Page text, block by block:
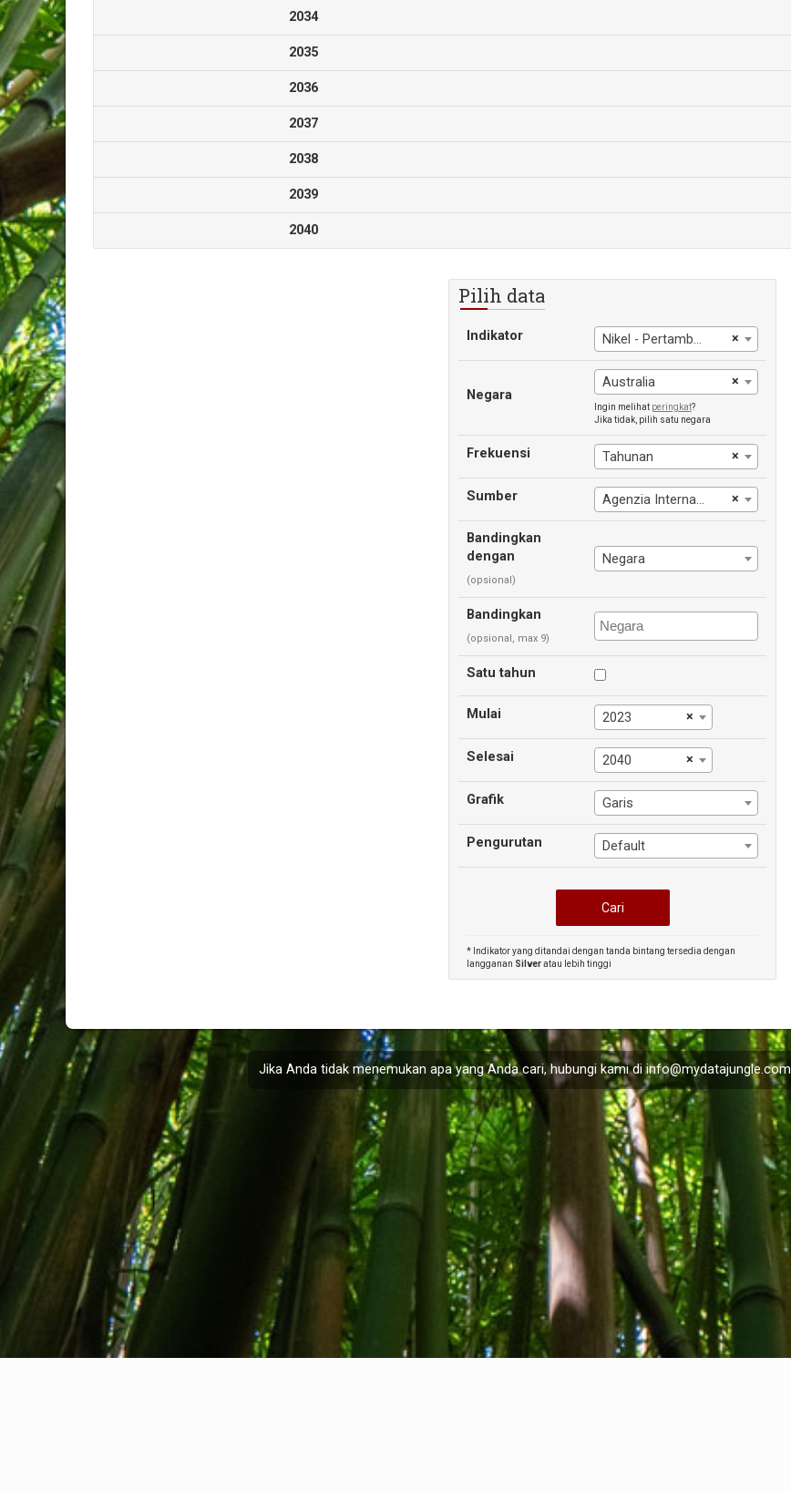
2034
2035
2036
2037
2038
2039
2040
Pilih data
Indikator ×
Nikel - Pertambangan
Negara
×
Australia
Ingin melihat peringkat?
Jika tidak, pilih satu negara
Frekuensi ×
Tahunan
Sumber ×
Agenzia Internasional Energi
Bandingkan
dengan
(opsional)
Negara
Bandingkan
(opsional, max 9)
Satu tahun
Mulai ×
2023
Selesai ×
2040
Grafik Garis
Pengurutan Default
* Indikator yang ditandai dengan tanda bintang tersedia dengan
langganan Silveratau lebih tinggi
Jika Anda tidak menemukan apa yang Anda cari, hubungi kami diinfo@mydatajungle.com